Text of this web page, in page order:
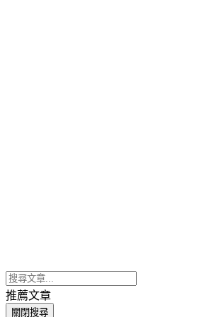
推薦文章
關閉搜尋